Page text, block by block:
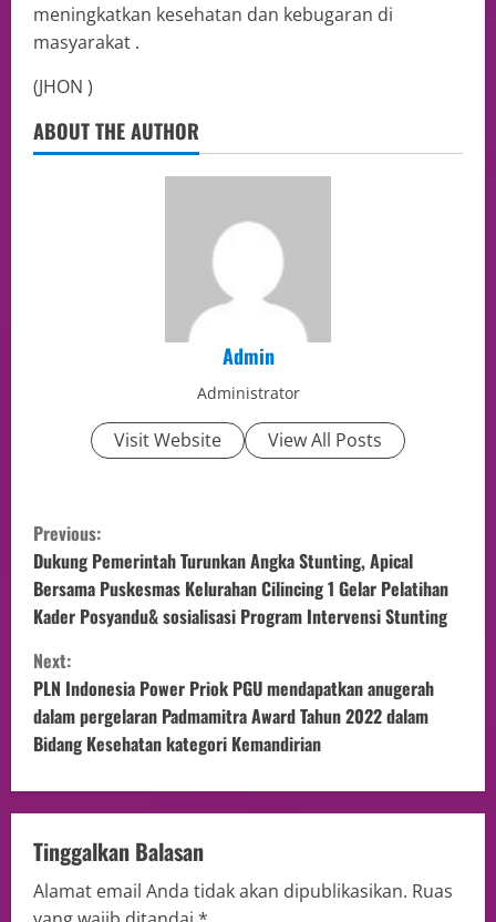
meningkatkan kesehatan dan kebugaran di
masyarakat .
(JHON )
ABOUT THE AUTHOR
Admin
Administrator
Visit Website View All Posts
Previous:
Dukung Pemerintah Turunkan Angka Stunting, Apical
Bersama Puskesmas Kelurahan Cilincing 1 Gelar Pelatihan
Kader Posyandu& sosialisasi Program Intervensi Stunting
Next:
PLN Indonesia Power Priok PGU mendapatkan anugerah
dalam pergelaran Padmamitra Award Tahun 2022 dalam
Bidang Kesehatan kategori Kemandirian
Tinggalkan Balasan
Alamat email Anda tidak akan dipublikasikan. Ruas